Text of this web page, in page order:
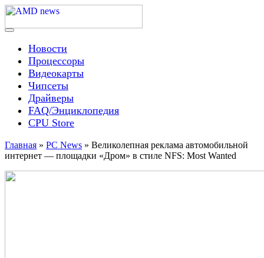
Skip
content
AMD news
Menu
Новости
Процессоры
Видеокарты
Чипсеты
Драйверы
FAQ/Энциклопедия
CPU Store
Главная » PC News » Великолепная реклама автомобильной
интернет — площадки «Дром» в стиле NFS: Most Wanted